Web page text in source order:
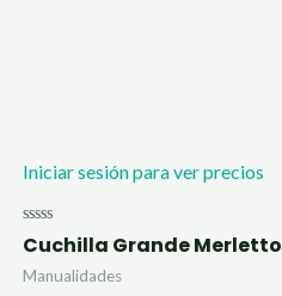
Iniciar sesión para ver precios
Valorado
con
0
de
Cuchilla Grande Merletto
Manualidades